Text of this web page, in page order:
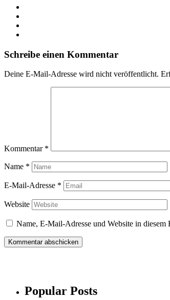
Schreibe einen Kommentar
Deine E-Mail-Adresse wird nicht veröffentlicht.
Kommentar *
Name *
E-Mail-Adresse *
Website
Name, E-Mail-Adresse und Website in
Popular Posts